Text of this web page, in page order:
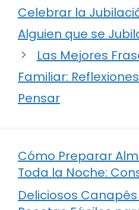
Celebrar la
Alguien que se
Las Mejores
Familiar:
Pensar
Cómo Preparar
Toda la Noche:
Deliciosos